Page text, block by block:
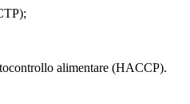
alimentare (HACCP).